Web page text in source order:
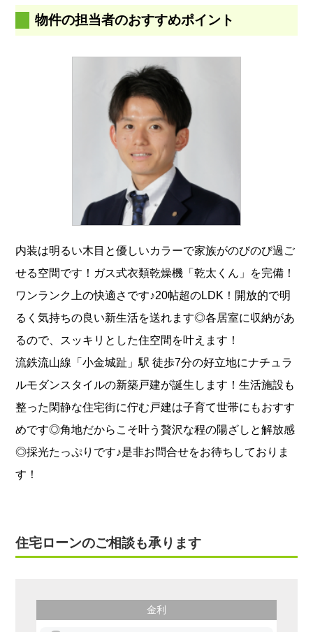
物件の担当者のおすすめポイント
内装は明るい木目と優しいカラーで家族がのびのび過ご
せる空間です！ガス式衣類乾燥機「乾太くん」を完備！
ワンランク上の快適さです♪20帖超のLDK！開放的で明
るく気持ちの良い新生活を送れます◎各居室に収納があ
るので、スッキリとした住空間を叶えます！
流鉄流山線「小金城趾」駅 徒歩7分の好立地にナチュラ
ルモダンスタイルの新築戸建が誕生します！生活施設も
整った閑静な住宅街に佇む戸建は子育て世帯にもおすす
めです◎角地だからこそ叶う贅沢な程の陽ざしと解放感
◎採光たっぷりです♪是非お問合せをお待ちしておりま
す！
住宅ローンのご相談も承ります
金利